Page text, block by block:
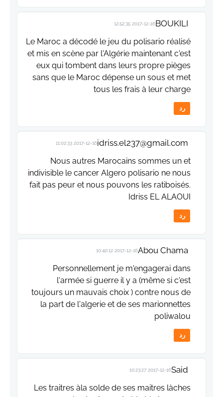
BOUKILI
2017-12-16 12:52:35
Le Maroc a décodé le jeu du polisario réalisé
et mis en scène par l'Algérie maintenant c'est
eux qui tombent dans leurs propre pièges
sans que le Maroc dépense un sous et met
tous les frais à leur charge
رد
idriss.el237@gmail.com
2017-12-16 11:02:33
Nous autres Marocains sommes un et
indivisible le cancer Algero polisario ne nous
fait pas peur et nous pouvons les ratiboisés.
Idriss EL ALAOUI
رد
Abou Chama
2017-12-16 10:40:12
Personnellement je m'engagerai dans
l'armée si guerre il y a (même si c'est
toujours un mauvais choix ) contre nous de
la part de l'algerie et de ses marionnettes
poliwalou
رد
Said
2017-12-16 10:23:27
Les traitres àla solde de ses maitres làches